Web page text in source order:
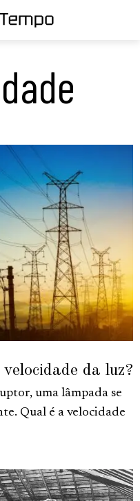
da luz?
uma lâmpada se
Qual é a velocidade